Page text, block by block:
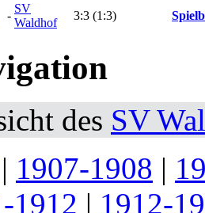
-
SV
Waldhof
3:3 (1:3)
des SV
| 1907-1908 |
1912 | 1912-